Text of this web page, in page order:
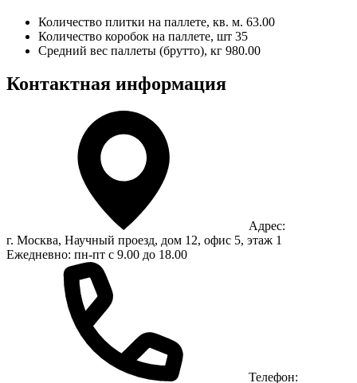
Количество плитки на паллете, кв. м. 63.00
Количество коробок на паллете, шт 35
Средний вес паллеты (брутто), кг 980.00
Контактная информация
Адрес:
г. Москва, Научный проезд, дом 12, офис 5, этаж 1
Ежедневно: пн-пт с 9.00 до 18.00
Телефон: